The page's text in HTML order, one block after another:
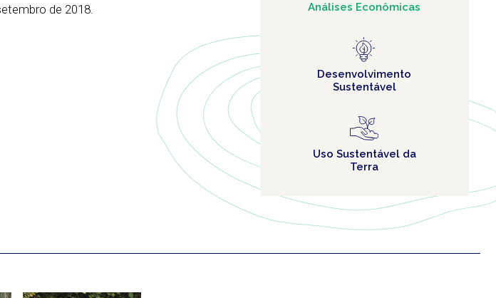
de 2018. Análises Econômicas
Desenvolvimento
Sustentável
Uso Sustentável da
Terra